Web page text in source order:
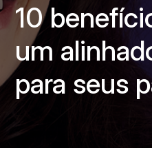
10
um
para seus